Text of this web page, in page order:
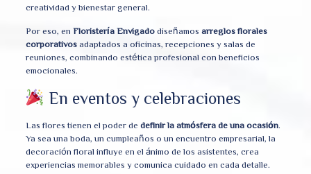
creatividad y bienestar general.
Por eso, en Floristería Envigadodiseñamos arreglos florales
corporativosadaptados a oficinas, recepciones y salas de
reuniones, combinando estética profesional con beneficios
emocionales.
En eventos y celebraciones
Las flores tienen el poder de definir la atmósfera de una ocasión.
Ya sea una boda, un cumpleaños o un encuentro empresarial, la
decoración floral influye en el ánimo de los asistentes, crea
experiencias memorables y comunica cuidado en cada detalle.